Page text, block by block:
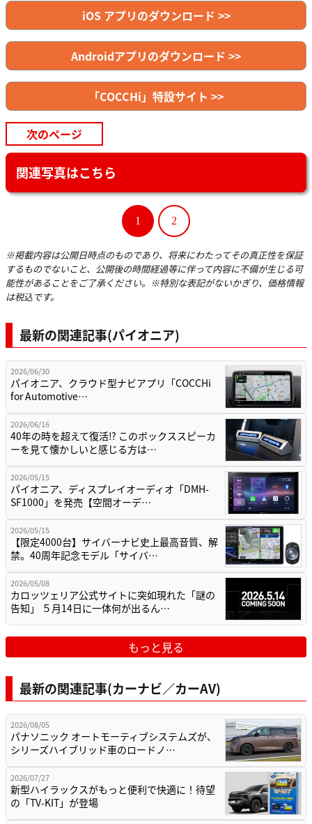
iOS アプリのダウンロード >>
Androidアプリのダウンロード >>
「COCCHi」特設サイト >>
次のページ
関連写真はこちら
1 2
※掲載内容は公開日時点のものであり、将来にわたってその真正性を保証
するものでないこと、公開後の時間経過等に伴って内容に不備が生じる可
能性があることをご了承ください。※特別な表記がないかぎり、価格情報
は税込です。
最新の関連記事(パイオニア)
2026/06/30
パイオニア、クラウド型ナビアプリ「COCCHi
for Automotive…
2026/06/16
40年の時を超えて復活⁉︎ このボックススピーカ
ーを見て懐かしいと感じる方は…
2026/05/15
パイオニア、ディスプレイオーディオ「DMH-
SF1000」を発売【空間オーデ…
2026/05/15
【限定4000台】サイバーナビ史上最高音質、解
禁。40周年記念モデル「サイバ…
2026/05/08
カロッツェリア公式サイトに突如現れた「謎の
告知」 ５月14日に一体何が出るん…
もっと見る
最新の関連記事(カーナビ／カーAV)
2026/08/05
パナソニック オートモーティブシステムズが、
シリーズハイブリッド車のロードノ…
2026/07/27
新型ハイラックスがもっと便利で快適に！待望
の「TV-KIT」が登場